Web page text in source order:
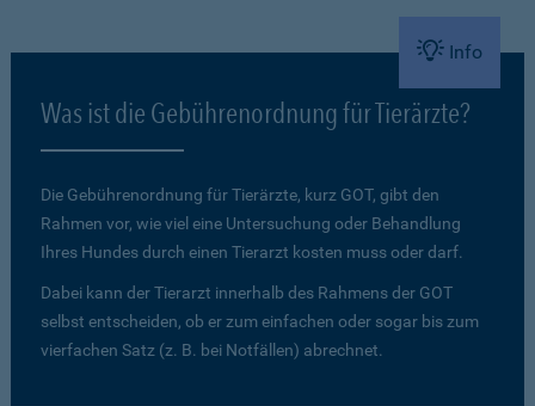
Info
Was ist die Gebührenordnung für Tierärzte?
Die Gebührenordnung für Tierärzte, kurz GOT, gibt den
Rahmen vor, wie viel eine Untersuchung oder Behandlung
Ihres Hundes durch einen Tierarzt kosten muss oder darf.
Dabei kann der Tierarzt innerhalb des Rahmens der GOT
selbst entscheiden, ob er zum einfachen oder sogar bis zum
vierfachen Satz (z. B. bei Notfällen) abrechnet.